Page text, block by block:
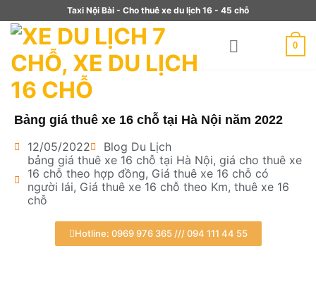
Taxi Nội Bài - Cho thuê xe du lịch 16 - 45 chỗ
0
Bảng giá thuê xe 16 chỗ tại Hà Nội năm 2022
12/05/2022
Blog Du Lịch
bảng giá thuê xe 16 chỗ tại Hà Nội, giá cho thuê xe
16 chỗ theo hợp đồng, Giá thuê xe 16 chỗ có
người lái, Giá thuê xe 16 chỗ theo Km, thuê xe 16
chỗ
Hotline: 0969 976 365 /// 094 111 44 55